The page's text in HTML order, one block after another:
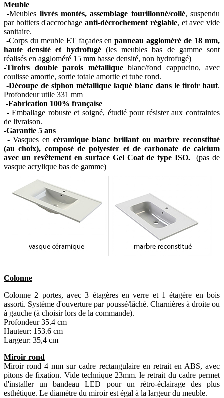
Meuble
-Meubles livrés montés, assemblage tourillonné/collé, suspendu
par boitiers d'accrochageanti-décrochement réglable, et avec vide
sanitaire.
-Corps du meuble ET façades enpanneau aggloméré de 18 mm,
haute densité et hydrofugé (les meubles bas de gamme sont
réalisés en aggloméré 15 mm basse densité, non hydrofugé)
-Tiroirs double parois métallique blanc/fond cappucino, avec
coulisse amortie, sortie totale amortie et tube rond.
-Découpe de siphon métallique laqué blanc dans le tiroir haut.
Profondeur utile 331 mm
-Fabrication 100% française
- Emballage robuste et soigné, étudié pour résister aux contraintes
de livraison.
-Garantie 5 ans
- Vasques en céramique blanc brillant ou marbre reconstitué
(au choix), composé de polyester et de carbonate de calcium
avec un revêtement en surface Gel Coat de type ISO. (pas de
vasque acrylique bas de gamme)
Colonne
Colonne 2 portes, avec 3 étagères en verre et 1 étagère en bois
assorti. Système d'ouverture par poussé/lâché. Charnières à droite ou
à gauche (à choisir lors de la commande).
Profondeur 35.4 cm
Hauteur: 153.6 cm
Largeur: 35,4 cm
Miroir rond
Miroir rond 4 mm sur cadre rectangulaire en retrait en ABS, avec
pitons de fixation. Vide technique 23mm. le retrait du cadre permet
d'installer un bandeau LED pour un rétro-éclairage des plus
esthétique. Le diamètre du miroir est égal à la largeur du meuble.